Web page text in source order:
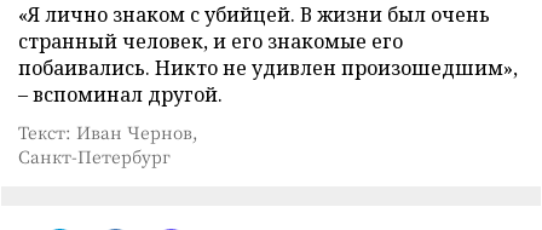
«Я лично знаком с убийцей. В жизни был очень
странный человек, и его знакомые его
побаивались. Никто не удивлен произошедшим»,
– вспоминал другой.
Текст: Иван Чернов,
Санкт-Петербург